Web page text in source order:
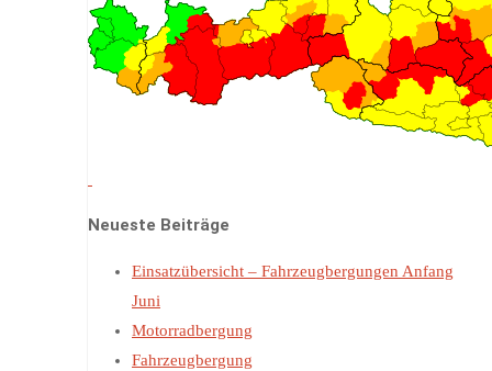
Neueste Beiträge
Einsatzübersicht – Fahrzeugbergungen Anfang
Juni
Motorradbergung
Fahrzeugbergung